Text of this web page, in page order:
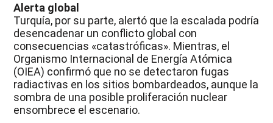
Alerta global
Turquía, por su parte, alertó que la escalada podría
desencadenar un conflicto global con
consecuencias «catastróficas». Mientras, el
Organismo Internacional de Energía Atómica
(OIEA) confirmó que no se detectaron fugas
radiactivas en los sitios bombardeados, aunque la
sombra de una posible proliferación nuclear
ensombrece el escenario.